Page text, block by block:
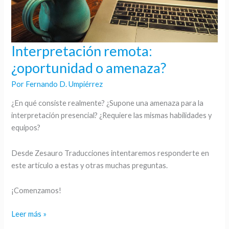
Interpretación remota:
¿oportunidad o amenaza?
Por Fernando D. Umpiérrez
¿En qué consiste realmente? ¿Supone una amenaza para la
interpretación presencial? ¿Requiere las mismas habilidades y
equipos?
Desde Zesauro Traducciones intentaremos responderte en
este artículo a estas y otras muchas preguntas.
¡Comenzamos!
Interpretación
¿oportunidad
o
Leer más »